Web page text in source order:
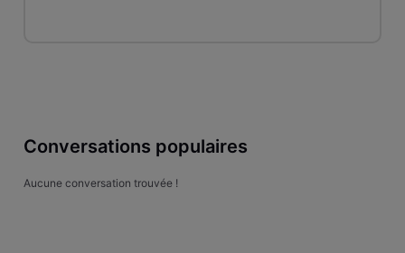
Conversations populaires
Aucune conversation trouvée !